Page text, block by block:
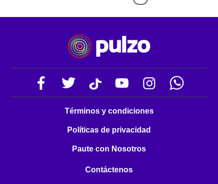
Términos y condiciones
Políticas de privacidad
Paute con Nosotros
Contáctenos